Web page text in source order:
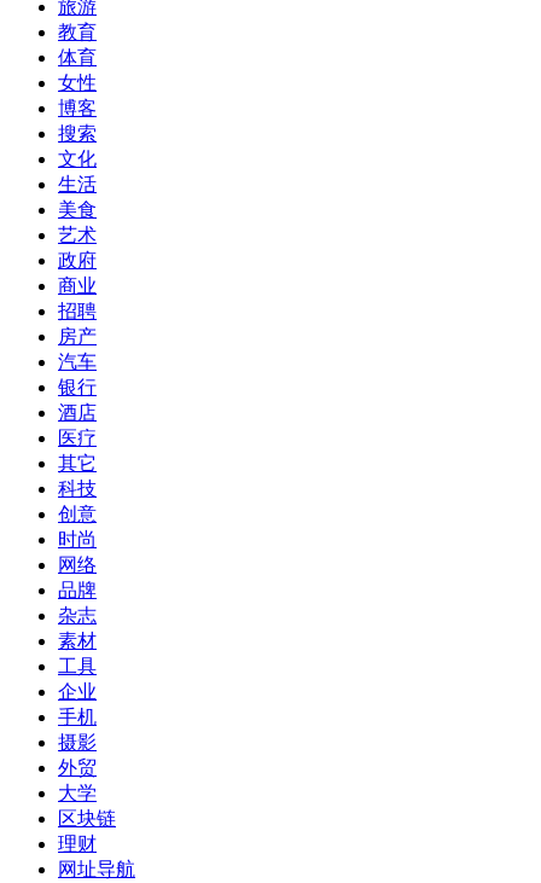
旅游
教育
体育
女性
博客
搜索
文化
生活
美食
艺术
政府
商业
招聘
房产
汽车
银行
酒店
医疗
其它
科技
创意
时尚
网络
品牌
杂志
素材
工具
企业
手机
摄影
外贸
大学
区块链
理财
网址导航